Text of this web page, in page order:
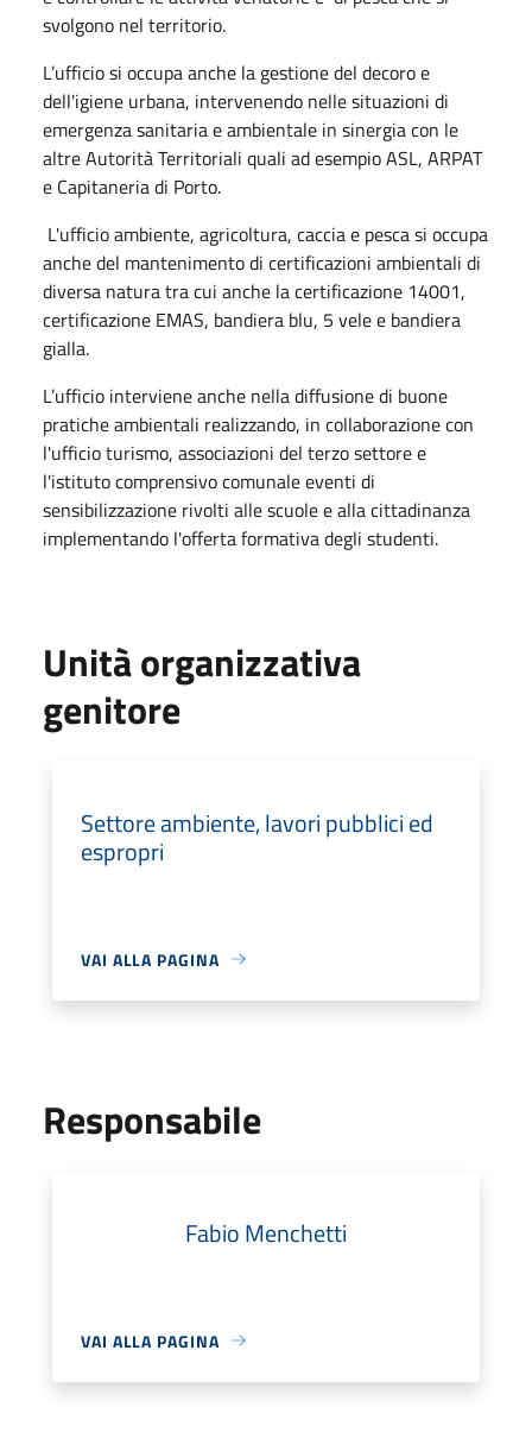
svolgono nel territorio.
L’ufficio si occupa anche la gestione del decoro e
dell'igiene urbana, intervenendo nelle situazioni di
emergenza sanitaria e ambientale in sinergia con le
altre Autorità Territoriali quali ad esempio ASL, ARPAT
e Capitaneria di Porto.
L'ufficio ambiente, agricoltura, caccia e pesca si occupa
anche del mantenimento di certificazioni ambientali di
diversa natura tra cui anche la certificazione 14001,
certificazione EMAS, bandiera blu, 5 vele e bandiera
gialla.
L’ufficio interviene anche nella diffusione di buone
pratiche ambientali realizzando, in collaborazione con
l'ufficio turismo, associazioni del terzo settore e
l'istituto comprensivo comunale eventi di
sensibilizzazione rivolti alle scuole e alla cittadinanza
implementando l'offerta formativa degli studenti.
Unità organizzativa
genitore
Settore ambiente, lavori pubblici ed
espropri
VAI ALLA PAGINA
Responsabile
Fabio Menchetti
VAI ALLA PAGINA